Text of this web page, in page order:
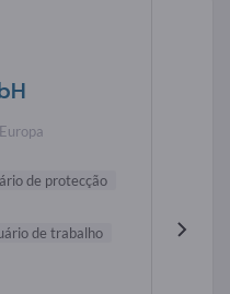
Europa
de protecção
de trabalho